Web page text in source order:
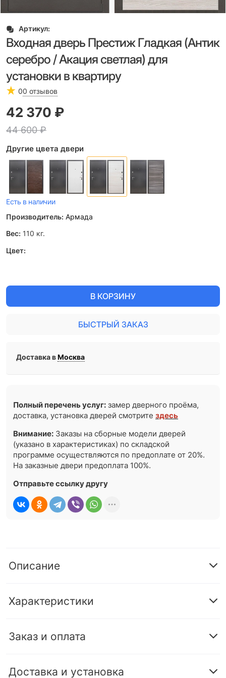
Артикул:
Входная дверь Престиж Гладкая (Антик
серебро / Акация светлая) для
установки в квартиру
00 отзывов
44 600 ₽
42 370 ₽
Другие цвета двери
Есть в наличии
Производитель: Армада
Вес: 110 кг.
Цвет:
В КОРЗИНУ
БЫСТРЫЙ ЗАКАЗ
Доставка вМосква
Полный перечень услуг: замер дверного проёма,
доставка, установка дверей смотритездесь
Внимание: Заказы на сборные модели дверей
(указано в характеристиках) по складской
программе осуществляются по предоплате от 20%.
На заказные двери предоплата 100%.
Отправьте ссылку другу
Описание
Характеристики
Заказ и оплата
Доставка и установка